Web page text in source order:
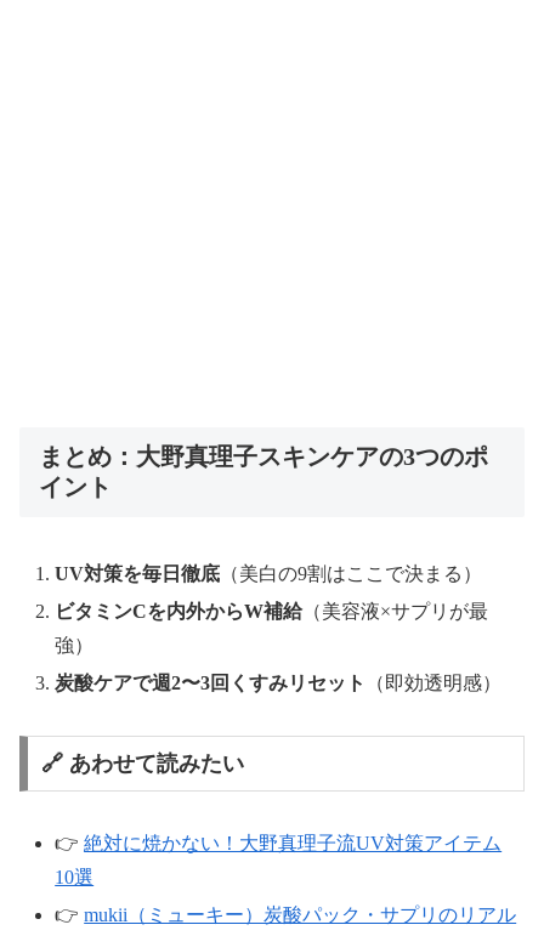
まとめ：大野真理子スキンケアの3つのポ
イント
UV対策を毎日徹底 （美白の9割はここで決まる）
ビタミンCを内外からW補給（美容液×サプリが最
強）
炭酸ケアで週2〜3回くすみリセット
（即効透明感）
🔗 あわせて読みたい
👉絶対に焼かない！大野真理子流UV対策アイテム
10選
👉mukii（ミューキー）炭酸パック・サプリのリアル